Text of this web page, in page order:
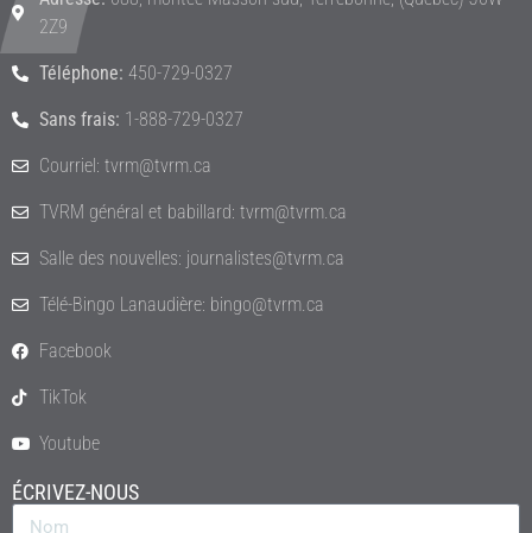
2Z9
Téléphone: 450-729-0327
Sans frais: 1-888-729-0327
Courriel: tvrm@tvrm.ca
TVRM général et babillard: tvrm@tvrm.ca
Salle des nouvelles: journalistes@tvrm.ca
Télé-Bingo Lanaudière: bingo@tvrm.ca
Facebook
TikTok
Youtube
ÉCRIVEZ-NOUS